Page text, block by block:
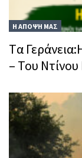
Η ΑΠΟΨΗ ΜΑΣ
Tα
– Του